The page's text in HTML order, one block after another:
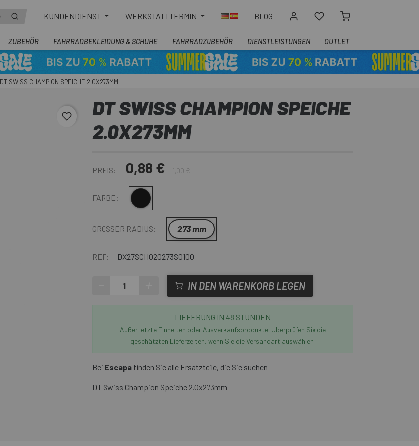
KUNDENDIENST WERKSTATTTERMIN BLOG
ZUBEHÖR FAHRRADBEKLEIDUNG & SCHUHE FAHRRADZUBEHÖR DIENSTLEISTUNGEN OUTLET
DT SWISS CHAMPION SPEICHE 2.0X273MM
favorite_border
DT SWISS CHAMPION SPEICHE
2.0X273MM
PREIS: 0,88 € 1,00 €
FARBE: Schwarz
GROSSER RADIUS: 273 mm
REF: DX27SCH020273S0100
IN DEN WARENKORB LEGEN
LIEFERUNG IN 48 STUNDEN
Außer letzte Einheiten oder Ausverkaufsprodukte. Überprüfen Sie die
geschätzten Lieferzeiten, wenn Sie die Versandart auswählen.
Bei Escapa finden Sie alle Ersatzteile, die Sie suchen
DT Swiss Champion Speiche 2.0x273mm